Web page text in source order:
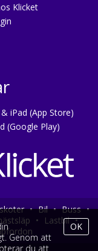
Klicket
iPad (App Store)
(Google Play)
• Bil • Buss •
• Lastbil •
Genom att
du att
OK